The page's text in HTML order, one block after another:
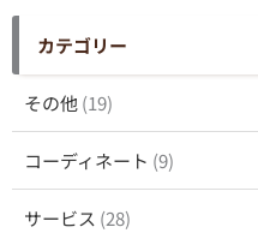
カテゴリー
その他(19)
コーディネート (9)
サービス (28)